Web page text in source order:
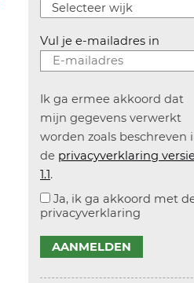
Vul je e-mailadres in
Ik ga ermee akkoord dat
mijn gegevens verwerkt
worden zoals beschreven
de privacyverklaring
1.1.
Ja, ik ga akkoord met
privacyverklaring
AANMELDEN